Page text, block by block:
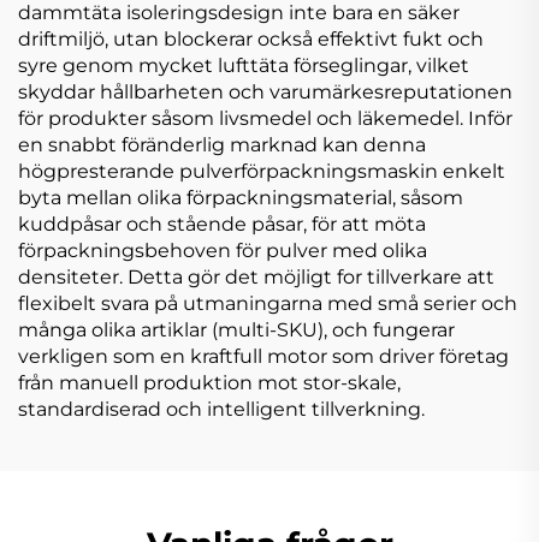
dammtäta isoleringsdesign inte bara en säker
driftmiljö, utan blockerar också effektivt fukt och
syre genom mycket lufttäta förseglingar, vilket
skyddar hållbarheten och varumärkesreputationen
för produkter såsom livsmedel och läkemedel. Inför
en snabbt föränderlig marknad kan denna
högpresterande pulverförpackningsmaskin enkelt
byta mellan olika förpackningsmaterial, såsom
kuddpåsar och stående påsar, för att möta
förpackningsbehoven för pulver med olika
densiteter. Detta gör det möjligt for tillverkare att
flexibelt svara på utmaningarna med små serier och
många olika artiklar (multi-SKU), och fungerar
verkligen som en kraftfull motor som driver företag
från manuell produktion mot stor-skale,
standardiserad och intelligent tillverkning.